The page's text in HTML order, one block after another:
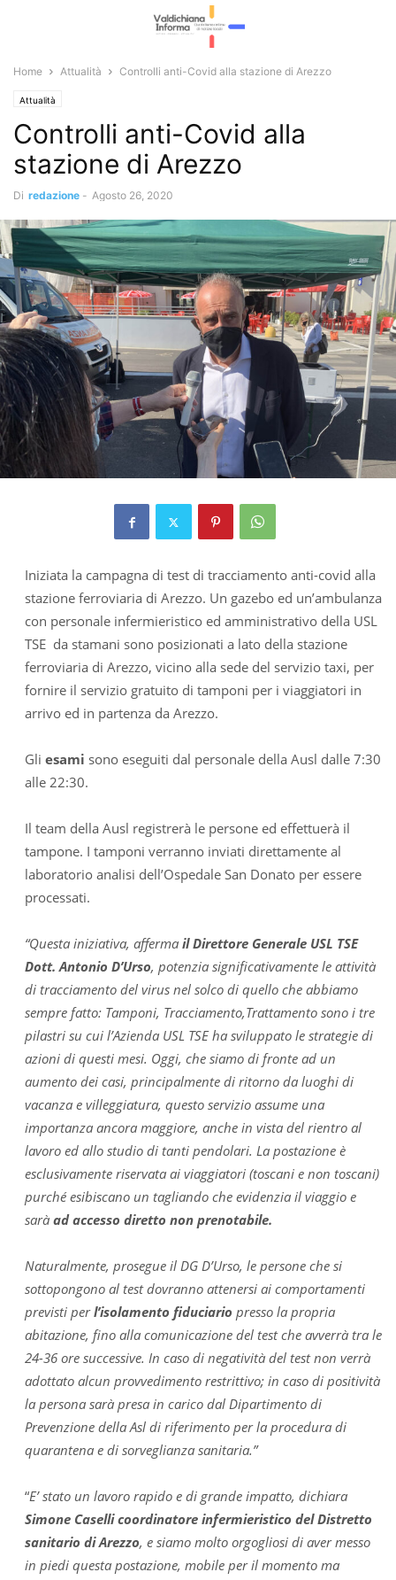
Home Attualità Controlli anti-Covid alla stazione di Arezzo
Attualità
Controlli anti-Covid alla
stazione di Arezzo
Di redazione - Agosto 26, 2020
Iniziata la campagna di test di tracciamento anti-covid alla
stazione ferroviaria di Arezzo. Un gazebo ed un’ambulanza
con personale infermieristico ed amministrativo della USL
TSE da stamani sono posizionati a lato della stazione
ferroviaria di Arezzo, vicino alla sede del servizio taxi, per
fornire il servizio gratuito di tamponi per i viaggiatori in
arrivo ed in partenza da Arezzo.
Gli esami sono eseguiti dal personale della Ausl dalle 7:30
alle 22:30.
Il team della Ausl registrerà le persone ed effettuerà il
tampone. I tamponi verranno inviati direttamente al
laboratorio analisi dell’Ospedale San Donato per essere
processati.
“Questa iniziativa, afferma il Direttore Generale USL TSE
Dott. Antonio D’Urso, potenzia significativamente le attività
di tracciamento del virus nel solco di quello che abbiamo
sempre fatto: Tamponi, Tracciamento,Trattamento sono i tre
pilastri su cui l’Azienda USL TSE ha sviluppato le strategie di
azioni di questi mesi. Oggi, che siamo di fronte ad un
aumento dei casi, principalmente di ritorno da luoghi di
vacanza e villeggiatura, questo servizio assume una
importanza ancora maggiore, anche in vista del rientro al
lavoro ed allo studio di tanti pendolari. La postazione è
esclusivamente riservata ai viaggiatori (toscani e non toscani)
purché esibiscano un tagliando che evidenzia il viaggio e
sarà ad accesso diretto non prenotabile.
Naturalmente, prosegue il DG D’Urso, le persone che si
sottopongono al test dovranno attenersi ai comportamenti
previsti perl’isolamento fiduciario presso la propria
abitazione, fino alla comunicazione del test che avverrà tra le
24-36 ore successive. In caso di negatività del test non verrà
adottato alcun provvedimento restrittivo; in caso di positività
la persona sarà presa in carico dal Dipartimento di
Prevenzione della Asl di riferimento per la procedura di
quarantena e di sorveglianza sanitaria.”
“E’ stato un lavoro rapido e di grande impatto, dichiara
Simone Caselli coordinatore infermieristico del Distretto
sanitario di Arezzo, e siamo molto orgogliosi di aver messo
in piedi questa postazione, mobile per il momento ma